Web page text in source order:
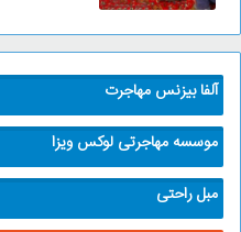
آلفا بیزنس مهاجرت
موسسه مهاجرتی لوکس ویزا
مبل راحتی